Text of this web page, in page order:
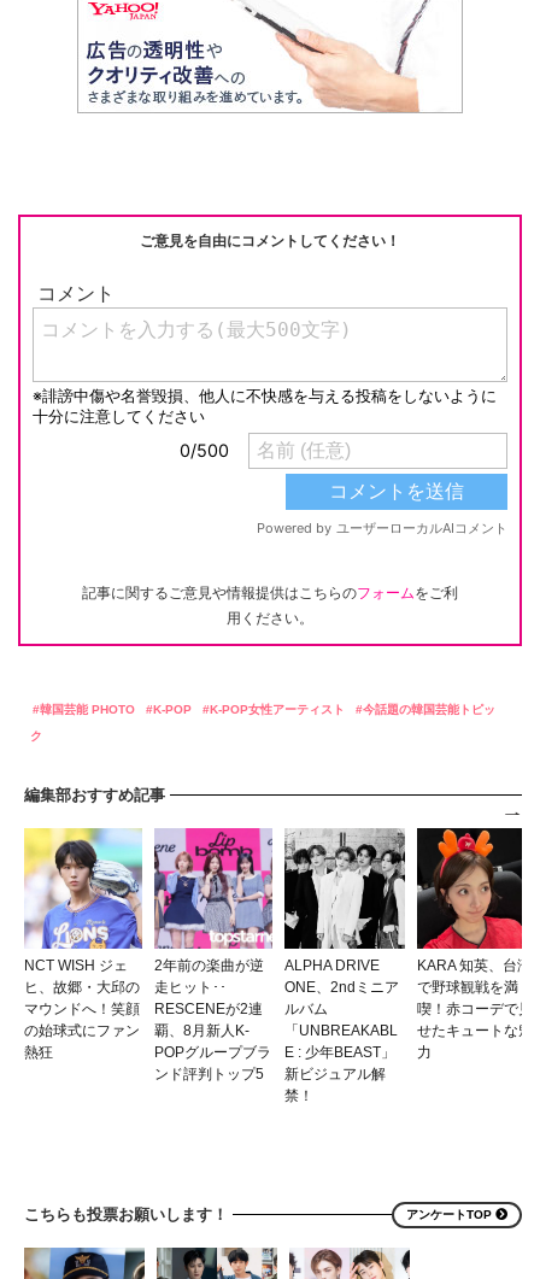
ご意見を自由にコメントしてください！
記事に関するご意見や情報提供はこちらのフォームをご利
用ください。
韓国芸能 PHOTO K-POP K-POP女性アーティスト
今話題の韓国芸能トピッ
ク
編集部おすすめ記事
NCT WISH ジェ
ヒ、故郷・大邱の
マウンドへ！笑顔
の始球式にファン
熱狂
2年前の楽曲が逆
走ヒット･･
RESCENEが2連
覇、8月新人K-
POPグループブラ
ンド評判トップ5
ALPHA DRIVE
ONE、2ndミニア
ルバム
「UNBREAKABL
E : 少年BEAST」
新ビジュアル解
禁！
KARA 知英、台湾
で野球観戦を満
喫！赤コーデで見
せたキュートな魅
力
こちらも投票お願いします！ アンケートTOP